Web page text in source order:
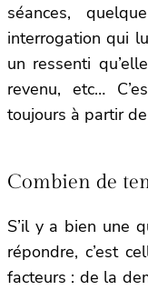
séances,
interrogation qui
un ressenti
revenu, etc…
toujours à partir
Combien de
S’il y a bien une
répondre, c’est
facteurs : de la